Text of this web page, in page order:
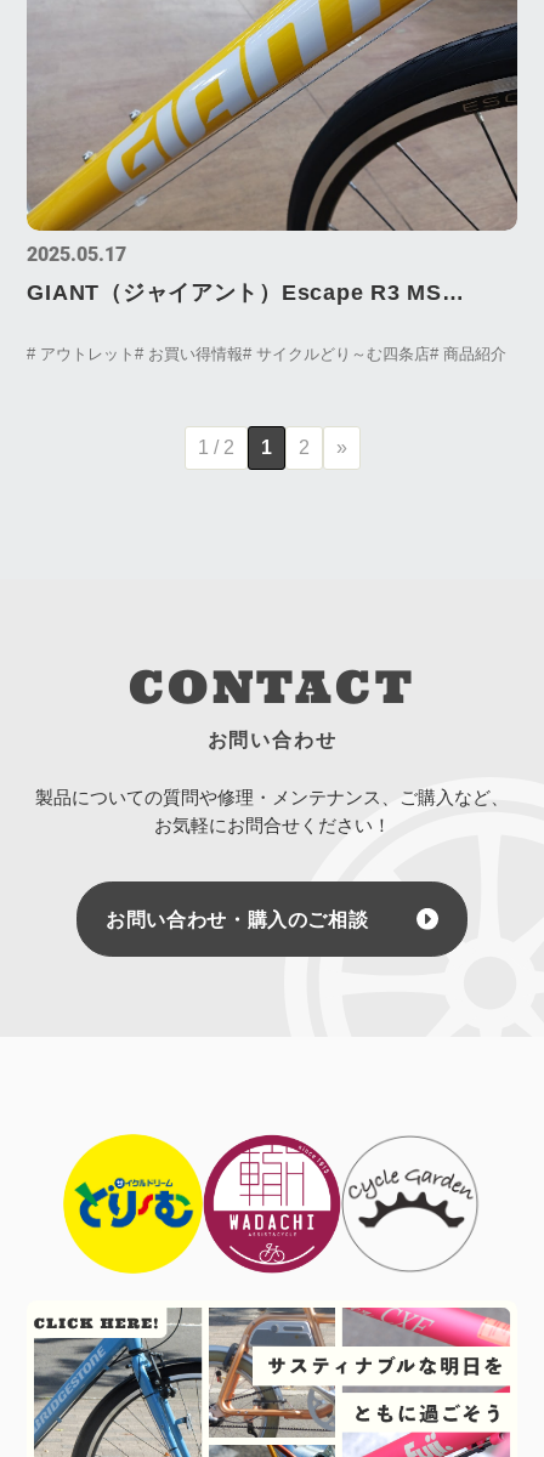
2025.05.17
GIANT（ジャイアント）Escape R3 MS
# アウトレット# お買い得情報# サイクルどり～む四条店# 商品紹介
1 / 2 1 2 »
CONTACT
お問い合わせ
製品についての質問や修理・メンテナンス、ご購入など、
お気軽にお問合せください！
お問い合わせ・購入のご相談